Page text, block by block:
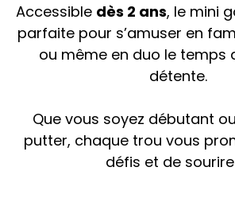
Accessible dès 2 ans, le mini
parfaite pour s’amuser en
ou même en duo le temps
détente.
Que vous soyez débutant
putter, chaque trou vous
défis et de